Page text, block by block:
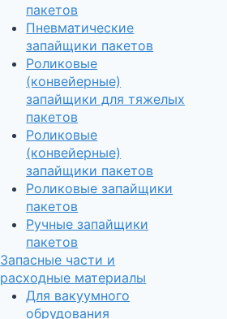
пакетов
Пневматические
запайщики пакетов
Роликовые
(конвейерные)
запайщики для тяжелых
пакетов
Роликовые
(конвейерные)
запайщики пакетов
Роликовые запайщики
пакетов
Ручные запайщики
пакетов
Запасные части и
расходные материалы
Для вакуумного
обрудования